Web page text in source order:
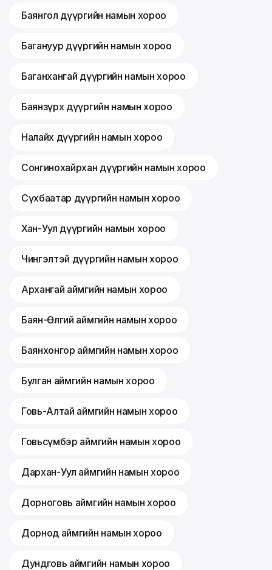
Баянгол дүүргийн намын хороо
Багануур дүүргийн намын хороо
Баганхангай дүүргийн намын хороо
Баянзүрх дүүргийн намын хороо
Налайх дүүргийн намын хороо
Сонгинохайрхан дүүргийн намын хороо
Сүхбаатар дүүргийн намын хороо
Хан-Уул дүүргийн намын хороо
Чингэлтэй дүүргийн намын хороо
Архангай аймгийн намын хороо
Баян-Өлгий аймгийн намын хороо
Баянхонгор аймгийн намын хороо
Булган аймгийн намын хороо
Говь-Алтай аймгийн намын хороо
Говьсүмбэр аймгийн намын хороо
Дархан-Уул аймгийн намын хороо
Дорноговь аймгийн намын хороо
Дорнод аймгийн намын хороо
Дундговь аймгийн намын хороо